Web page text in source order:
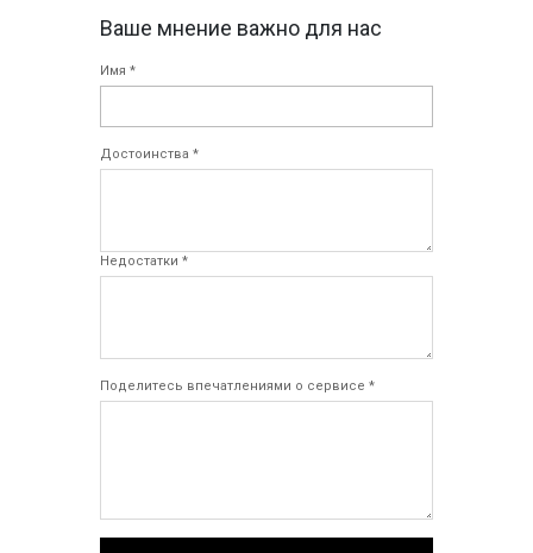
Ваше мнение важно для нас
Имя *
Достоинства *
Недостатки *
Поделитесь впечатлениями о сервисе *